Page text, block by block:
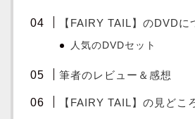
【FAIRY TAIL】のDVDに
人気のDVDセット
筆者のレビュー＆感想
【FAIRY TAIL】の見どこ